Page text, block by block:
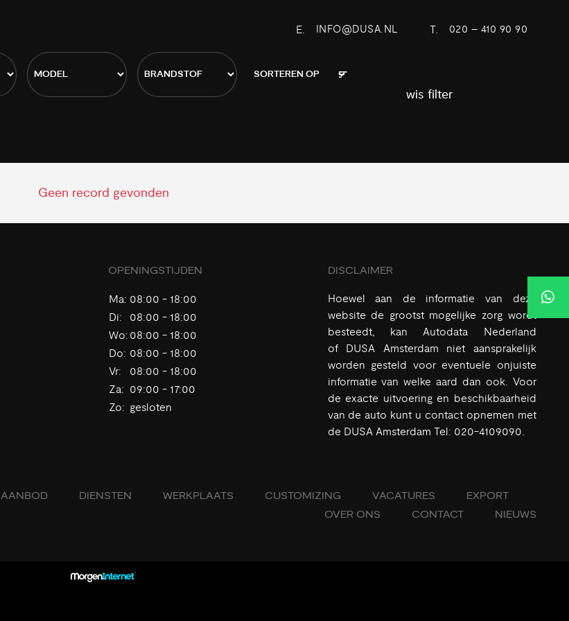
E. INFO@DUSA.NL T. 020 – 410 90 90
wis filter
Geen record gevonden
OPENINGSTIJDEN
Ma: 08:00 - 18:00
Di:
08:00 - 18:00
Wo: 08:00 - 18:00
Do: 08:00 - 18:00
Vr:
08:00 - 18:00
Za: 09:00 - 17:00
Zo: gesloten
DISCLAIMER
Hoewel aan de informatie van deze
website de grootst mogelijke zorg wordt
besteedt, kan Autodata Nederland
of DUSA Amsterdam niet aansprakelijk
worden gesteld voor eventuele onjuiste
informatie van welke aard dan ook. Voor
de exacte uitvoering en beschikbaarheid
van de auto kunt u contact opnemen met
de DUSA Amsterdam Tel: 020-4109090.
AANBOD DIENSTEN WERKPLAATS CUSTOMIZING VACATURES
EXPORT
OVER ONS
CONTACT NIEUWS